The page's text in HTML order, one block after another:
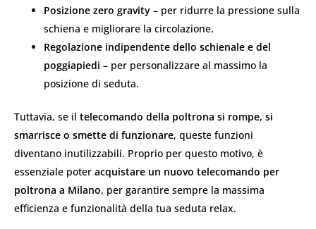
Posizione zero gravity – per ridurre la pressione sulla
schiena e migliorare la circolazione.
Regolazione indipendente dello schienale e del
poggiapiedi – per personalizzare al massimo la
posizione di seduta.
Tuttavia, se il telecomando della poltrona si rompe, si
smarrisce o smette di funzionare, queste funzioni
diventano inutilizzabili. Proprio per questo motivo, è
essenziale poter acquistare un nuovo telecomando per
poltrona a Milano, per garantire sempre la massima
efficienza e funzionalità della tua seduta relax.